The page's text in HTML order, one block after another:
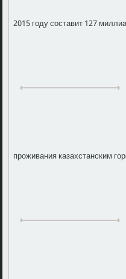
2015 году составит 127
проживания казахстанским